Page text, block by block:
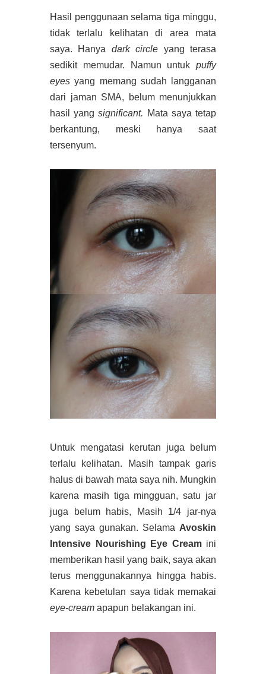
Hasil penggunaan selama tiga minggu,
tidak terlalu kelihatan di area mata
saya. Hanya dark circle yang terasa
sedikit memudar. Namun untuk puffy
eyes yang memang sudah langganan
dari jaman SMA, belum menunjukkan
hasil yangsignificant. Mata saya tetap
berkantung, meski hanya saat
tersenyum.
Untuk mengatasi kerutan juga belum
terlalu kelihatan. Masih tampak garis
halus di bawah mata saya nih. Mungkin
karena masih tiga mingguan, satu jar
juga belum habis, Masih 1/4 jar-nya
yang saya gunakan. Selama Avoskin
Intensive Nourishing Eye Creamini
memberikan hasil yang baik, saya akan
terus menggunakannya hingga habis.
Karena kebetulan saya tidak memakai
eye-cream apapun belakangan ini.